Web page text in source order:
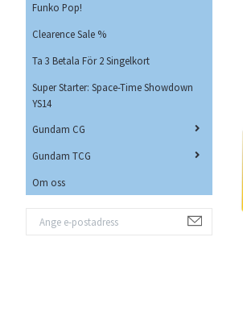
Funko Pop!
Clearence Sale %
Ta 3 Betala För 2 Singelkort
Super Starter: Space-Time Showdown
YS14
Gundam CG
Gundam TCG
Om oss